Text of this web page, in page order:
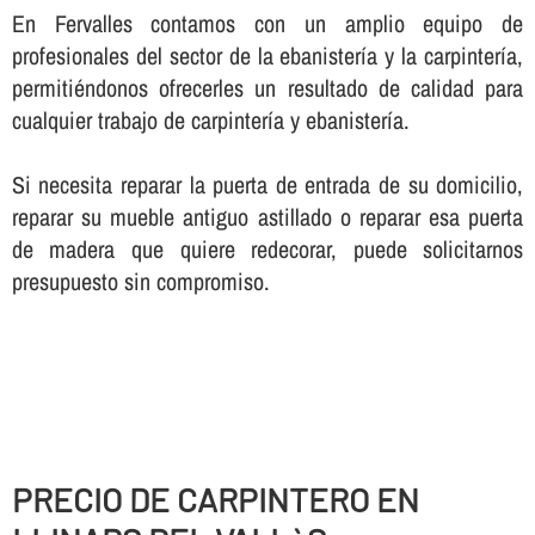
En Fervalles contamos con un amplio equipo de
profesionales del sector de la ebanisterí­a y la carpinterí­a,
permitiéndonos ofrecerles un resultado de calidad para
cualquier trabajo de carpinterí­a y ebanisterí­a.
Si necesita reparar la puerta de entrada de su domicilio,
reparar su mueble antiguo astillado o reparar esa puerta
de madera que quiere redecorar, puede solicitarnos
presupuesto sin compromiso.
PRECIO DE CARPINTERO EN